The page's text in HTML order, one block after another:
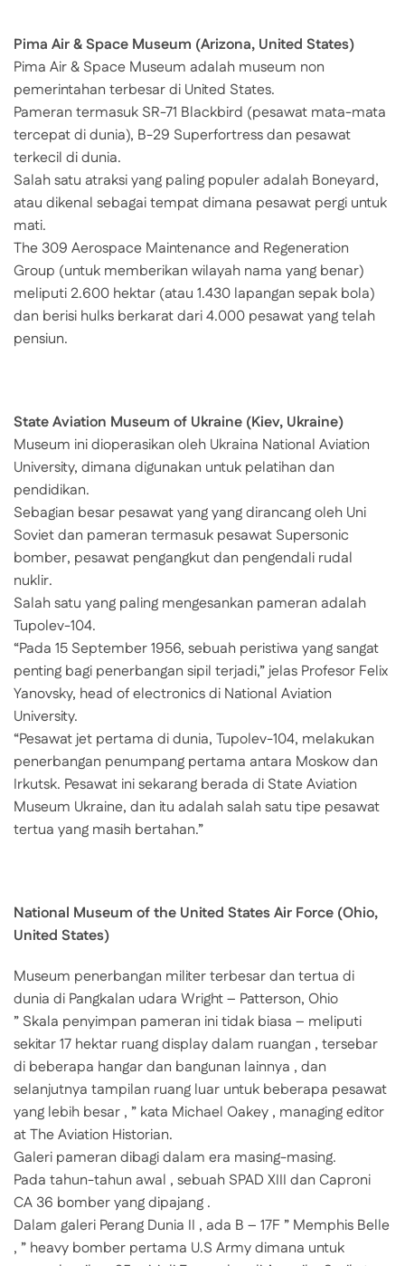
Pima Air & Space Museum (Arizona, United States)
Pima Air & Space Museum adalah museum non
pemerintahan terbesar di United States.
Pameran termasuk SR-71 Blackbird (pesawat mata-mata
tercepat di dunia), B-29 Superfortress dan pesawat
terkecil di dunia.
Salah satu atraksi yang paling populer adalah Boneyard,
atau dikenal sebagai tempat dimana pesawat pergi untuk
mati.
The 309 Aerospace Maintenance and Regeneration
Group (untuk memberikan wilayah nama yang benar)
meliputi 2.600 hektar (atau 1.430 lapangan sepak bola)
dan berisi hulks berkarat dari 4.000 pesawat yang telah
pensiun.
State Aviation Museum of Ukraine (Kiev, Ukraine)
Museum ini dioperasikan oleh Ukraina National Aviation
University, dimana digunakan untuk pelatihan dan
pendidikan.
Sebagian besar pesawat yang yang dirancang oleh Uni
Soviet dan pameran termasuk pesawat Supersonic
bomber, pesawat pengangkut dan pengendali rudal
nuklir.
Salah satu yang paling mengesankan pameran adalah
Tupolev-104.
“Pada 15 September 1956, sebuah peristiwa yang sangat
penting bagi penerbangan sipil terjadi,” jelas Profesor Felix
Yanovsky, head of electronics di National Aviation
University.
“Pesawat jet pertama di dunia, Tupolev-104, melakukan
penerbangan penumpang pertama antara Moskow dan
Irkutsk. Pesawat ini sekarang berada di State Aviation
Museum Ukraine, dan itu adalah salah satu tipe pesawat
tertua yang masih bertahan.”
National Museum of the United States Air Force (Ohio,
United States)
Museum penerbangan militer terbesar dan tertua di
dunia di Pangkalan udara Wright – Patterson, Ohio
” Skala penyimpan pameran ini tidak biasa – meliputi
sekitar 17 hektar ruang display dalam ruangan , tersebar
di beberapa hangar dan bangunan lainnya , dan
selanjutnya tampilan ruang luar untuk beberapa pesawat
yang lebih besar , ” kata Michael Oakey , managing editor
at The Aviation Historian.
Galeri pameran dibagi dalam era masing-masing.
Pada tahun-tahun awal , sebuah SPAD XIII dan Caproni
CA 36 bomber yang dipajang .
Dalam galeri Perang Dunia II , ada B – 17F ” Memphis Belle
, ” heavy bomber pertama U.S Army dimana untuk